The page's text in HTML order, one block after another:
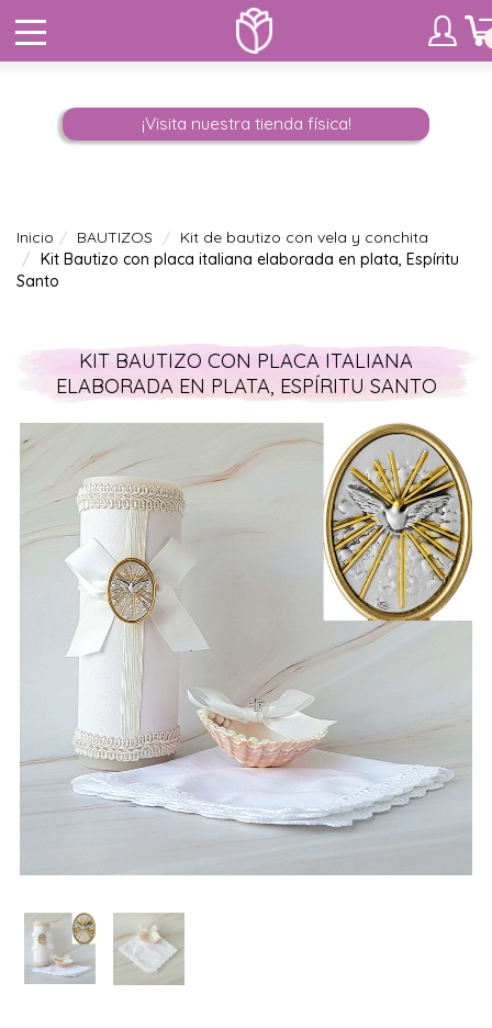
¡Visita nuestra tienda física!
Inicio BAUTIZOS
Kit de bautizo con vela y conchita
Kit Bautizo con placa italiana elaborada en plata, Espíritu
Santo
KIT BAUTIZO CON PLACA ITALIANA
ELABORADA EN PLATA, ESPÍRITU SANTO